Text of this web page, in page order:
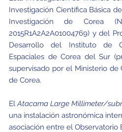
Investigación Científica Básica
Investigación de Corea
2015R1A2A2A01004769) y del
Desarrollo del Instituto de
Espaciales de Corea del Sur
supervisado por el Ministerio de
de Corea.
El Atacama Large Millimeter/
una instalación astronómica
asociación entre el Observatorio